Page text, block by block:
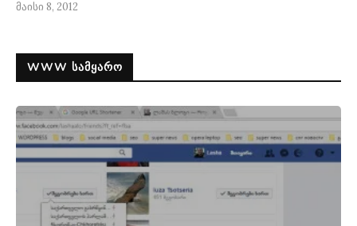
მაისი 8, 2012
WWW ᲡᲐᲛᲧᲐᲠᲝ